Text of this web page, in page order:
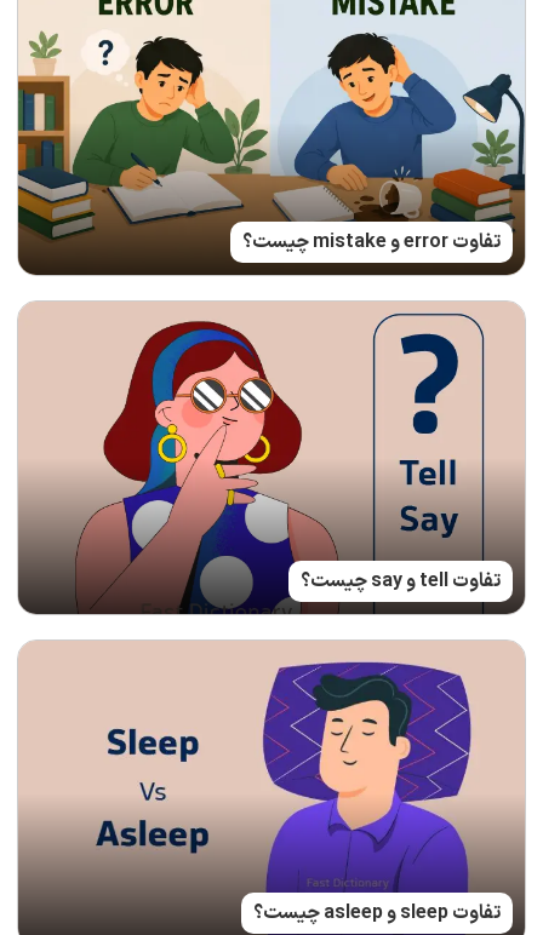
تفاوت error و mistake چیست؟
تفاوت tell و say چیست؟
تفاوت sleep و asleep چیست؟